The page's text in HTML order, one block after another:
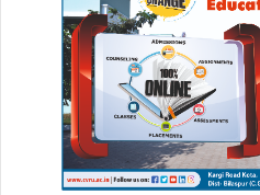
hamara
modi